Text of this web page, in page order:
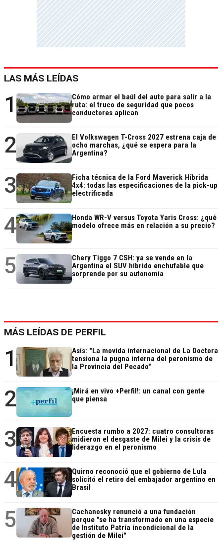
LAS MÁS LEÍDAS
1
Cómo armar el baúl del auto para salir a la
ruta: el truco de seguridad que pocos
conductores aplican
2
El Volkswagen T-Cross 2027 estrena caja de
ocho marchas, ¿qué se espera para la
Argentina?
3
Ficha técnica de la Ford Maverick Híbrida
4x4: todas las especificaciones de la pick-up
electrificada
4
Honda WR-V versus Toyota Yaris Cross: ¿qué
modelo ofrece más en relación a su precio?
5
Chery Tiggo 7 CSH: ya se vende en la
Argentina el SUV híbrido enchufable que
sorprende por su autonomía
MÁS LEÍDAS DE PERFIL
1
Asís: "La movida internacional de La Doctora
tensiona la pugna interna del peronismo de
la Provincia del Pecado"
2
¡Mirá en vivo +Perfil!: un canal con gente
que piensa
3
Encuesta rumbo a 2027: cuatro consultoras
midieron el desgaste de Milei y la crisis de
liderazgo en el peronismo
4
Quirno reconoció que el gobierno de Lula
solicitó el retiro del embajador argentino en
Brasil
5
Cachanosky renunció a una fundación
porque "se ha transformado en una especie
de Instituto Patria incondicional de la
gestión de Milei"